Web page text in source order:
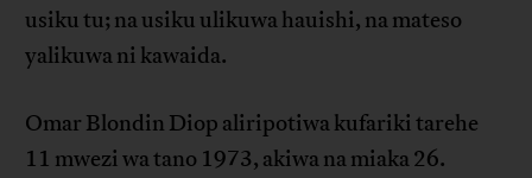
usiku tu; na usiku ulikuwa hauishi, na mateso
yalikuwa ni kawaida.
Omar Blondin Diop aliripotiwa kufariki tarehe
11 mwezi wa tano 1973, akiwa na miaka 26.